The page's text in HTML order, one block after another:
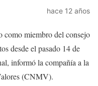
hace 12 años
como miembro del consejo
desde el pasado 14 de
informó la compañía a la
(CNMV).